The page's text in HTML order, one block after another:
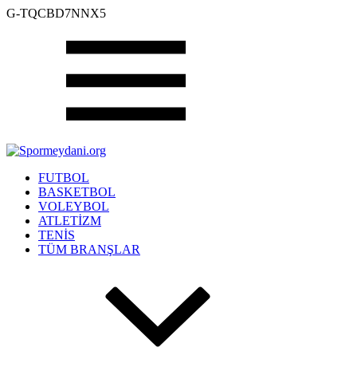
G-TQCBD7NNX5
FUTBOL
BASKETBOL
VOLEYBOL
ATLETİZM
TENİS
TÜM BRANŞLAR